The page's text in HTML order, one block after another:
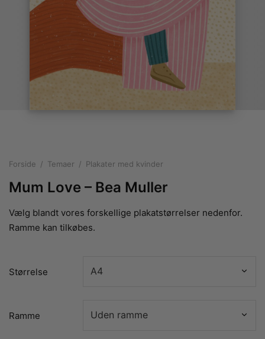
Forside / Temaer / Plakater med kvinder
Mum Love – Bea Muller
Vælg blandt vores forskellige plakatstørrelser nedenfor.
Ramme kan tilkøbes.
Størrelse
Ramme
plakater
i pastelfarver
plakater
til sommerhuset
plakater
med kvinder